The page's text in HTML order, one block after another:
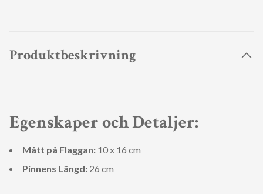
Produktbeskrivning
Egenskaper och Detaljer:
Mått på Flaggan: 10 x 16 cm
Pinnens Längd: 26 cm